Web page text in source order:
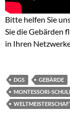
Bitte helfen Sie
Sie die Gebärden
in Ihren
DGS GEBÄRDE
MONTESSORI-